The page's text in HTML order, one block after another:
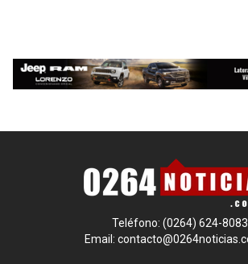
Teléfono: (0264) 624-8083
Email: